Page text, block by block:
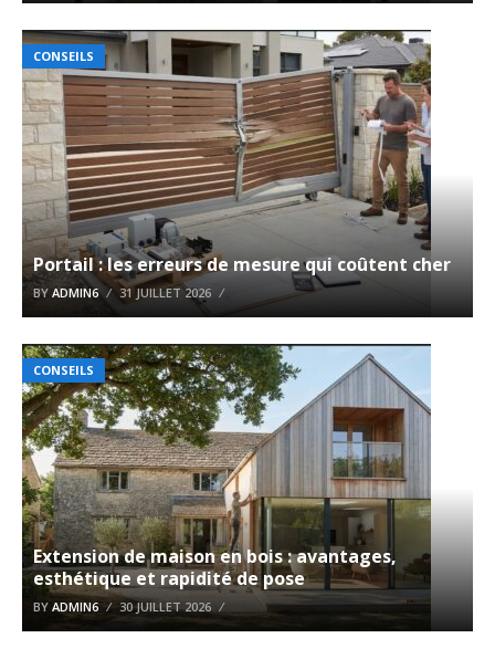
CONSEILS
Portail : les erreurs de mesure qui coûtent cher
BY ADMIN6 31 JUILLET 2026
CONSEILS
Extension de maison en bois : avantages,
esthétique et rapidité de pose
BY ADMIN6 30 JUILLET 2026